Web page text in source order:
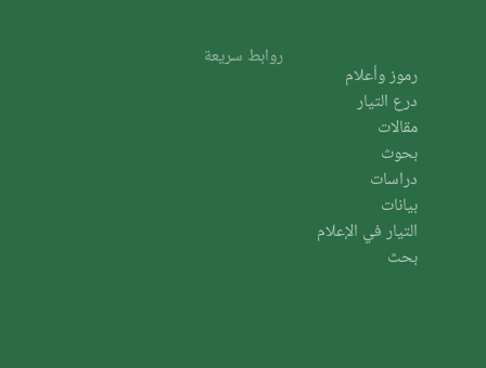
روابط سريعة
رموز وأعلام
درع التيار
مقالات
بحوث
دراسات
بيانات
التيار في الإعلام
بحث